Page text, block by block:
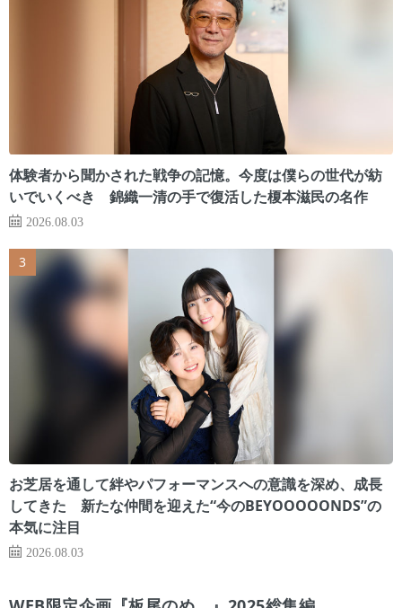
体験者から聞かされた戦争の記憶。今度は僕らの世代が紡
いでいくべき 錦織一清の手で復活した榎本滋民の名作
2026.08.03
お芝居を通して絆やパフォーマンスへの意識を深め、成長
してきた 新たな仲間を迎えた“今のBEYOOOOONDS”の
本気に注目
2026.08.03